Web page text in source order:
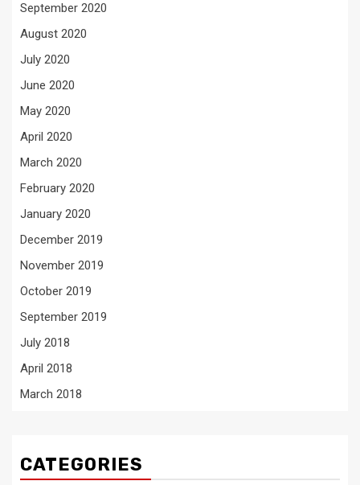
September 2020
August 2020
July 2020
June 2020
May 2020
April 2020
March 2020
February 2020
January 2020
December 2019
November 2019
October 2019
September 2019
July 2018
April 2018
March 2018
CATEGORIES